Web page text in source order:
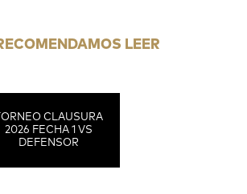
LEER
TORNEO CLAUSURA
2026 FECHA 1 VS
DEFENSOR